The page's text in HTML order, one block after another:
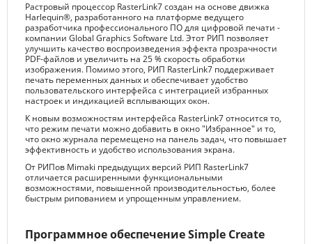
Растровый процессор RasterLink7 создан на основе движка
Harlequin®, разработанного на платформе ведущего
разработчика профессионального ПО для цифровой печати -
компании Global Graphics Software Ltd. Этот РИП позволяет
улучшить качество воспроизведения эффекта прозрачности
PDF-файлов и увеличить на 25 % скорость обработки
изображения. Помимо этого, РИП RasterLink7 поддерживает
печать переменных данных и обеспечивает удобство
пользовательского интерфейса с интеграцией избранных
настроек и индикацией всплывающих окон.
К новым возможностям интерфейса RasterLink7 относится то,
что режим печати можно добавить в окно "Избранное" и то,
что окно журнала перемещено на панель задач, что повышает
эффективность и удобство использования экрана.
От РИПов Mimaki предыдущих версий РИП RasterLink7
отличается расширенными функциональными
возможностями, повышенной производительностью, более
быстрым рипованием и упрощенным управлением.
Программное обеспечение Simple Create